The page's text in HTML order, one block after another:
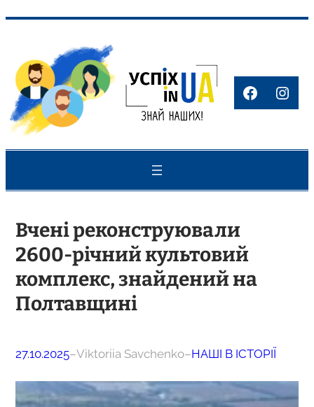
вмісту
Вчені реконструювали
2600-річний культовий
комплекс, знайдений на
Полтавщині
27.10.2025–Viktoriia Savchenko–НАШІ В ІСТОРІЇ